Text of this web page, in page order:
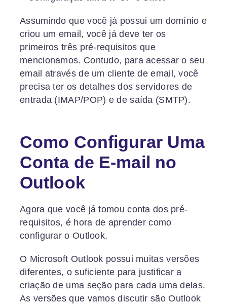
Assumindo que você já possui um domínio e
criou um email, você já deve ter os
primeiros três pré-requisitos que
mencionamos. Contudo, para acessar o seu
email através de um cliente de email, você
precisa ter os detalhes dos servidores de
entrada (IMAP/POP) e de saída (SMTP).
Como Configurar Uma
Conta de E-mail no
Outlook
Agora que você já tomou conta dos pré-
requisitos, é hora de aprender como
configurar o Outlook.
O Microsoft Outlook possui muitas versões
diferentes, o suficiente para justificar a
criação de uma seção para cada uma delas.
As versões que vamos discutir são Outlook